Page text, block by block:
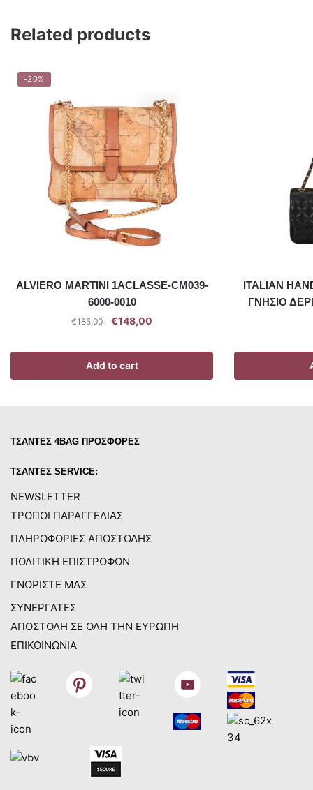
Related products
-20%
ALVIERO MARTINI 1ACLASSE-CM039-
6000-0010
€185,00 €148,00
Add to cart
ITALIAN
ΓΝΗΣΙΟ
ΤΣΑΝΤΕΣ 4BAG ΠΡΟΣΦΟΡΕΣ
ΤΣΑΝΤΕΣ SERVICE:
NEWSLETTER
ΤΡΟΠΟΙ ΠΑΡΑΓΓΕΛΙΑΣ
ΠΛΗΡΟΦΟΡΙΕΣ ΑΠΟΣΤΟΛΗΣ
ΠΟΛΙΤΙΚΗ ΕΠΙΣΤΡΟΦΩΝ
ΓΝΩΡΙΣΤΕ ΜΑΣ
ΣΥΝΕΡΓΑΤΕΣ
ΑΠΟΣΤΟΛΗ ΣΕ ΟΛΗ ΤΗΝ ΕΥΡΩΠΗ
ΕΠΙΚΟΙΝΩΝΙΑ